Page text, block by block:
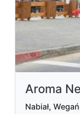
Aroma
Nabiał,